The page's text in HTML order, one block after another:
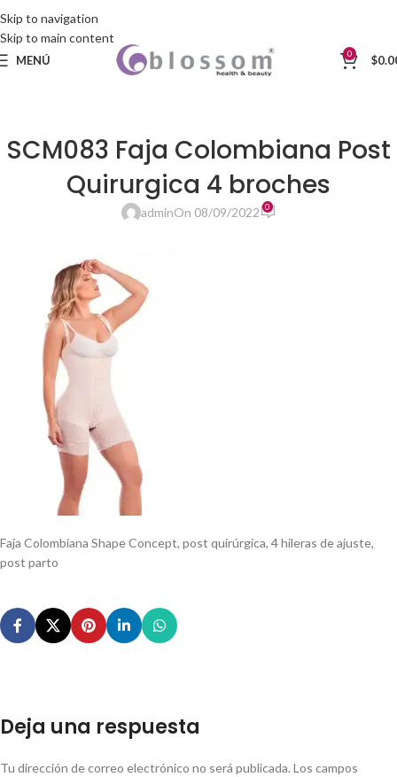
Skip to navigation
Skip to main content
MENÚ 0 $
SCM083 Faja Colombiana Post
Quirurgica 4 broches
adminOn 08/09/2022 0
Faja Colombiana Shape Concept, post quirúrgica, 4 hileras de ajuste,
post parto
Deja una respuesta
Tu dirección de correo electrónico no será publicada. Los campos